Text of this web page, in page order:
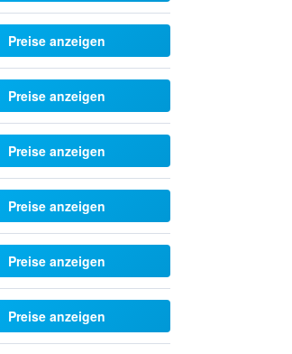
Preise anzeigen
Preise anzeigen
Preise anzeigen
Preise anzeigen
Preise anzeigen
Preise anzeigen